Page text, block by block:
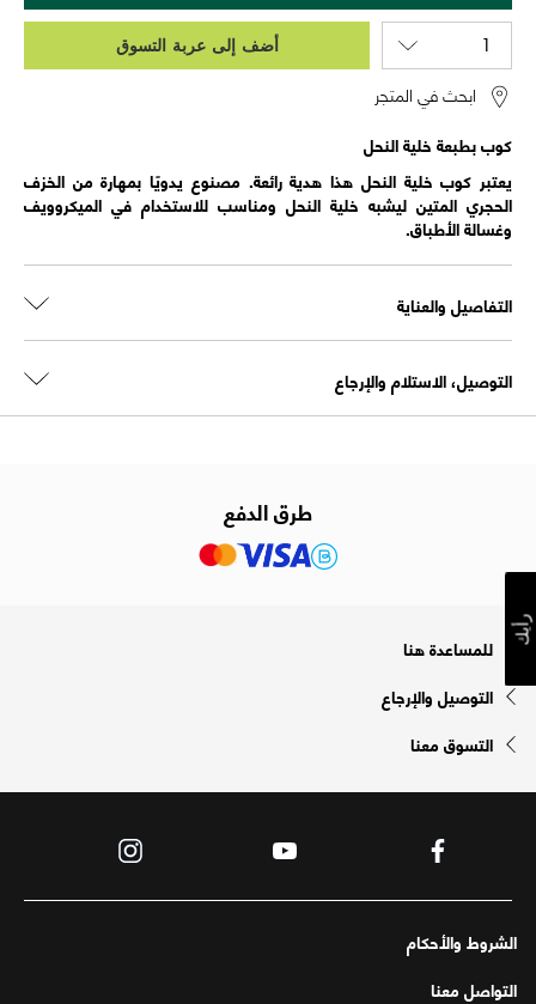
أضف إلى عربة التسوق
ابحث في المتجر
كوب بطبعة خلية النحل
يعتبر كوب خلية النحل هذا هدية رائعة. مصنوع يدويًا بمهارة من الخزف
الحجري المتين ليشبه خلية النحل ومناسب للاستخدام في الميكروويف
وغسالة الأطباق.
التفاصيل والعناية
التوصيل، الاستلام والإرجاع
طرق الدفع
للمساعدة هنا
التوصيل والإرجاع
التسوق معنا
الشروط والأحكام
التواصل معنا
رأيك